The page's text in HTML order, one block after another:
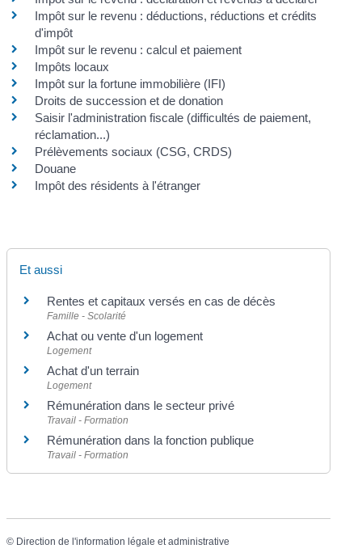
Impôt sur le revenu : déductions, réductions et crédits
d'impôt
Impôt sur le revenu : calcul et paiement
Impôts locaux
Impôt sur la fortune immobilière (IFI)
Droits de succession et de donation
Saisir l'administration fiscale (difficultés de paiement,
réclamation...)
Prélèvements sociaux (CSG, CRDS)
Douane
Impôt des résidents à l'étranger
Et aussi
Rentes et capitaux versés en cas de décès
Famille - Scolarité
Achat ou vente d'un logement
Logement
Achat d'un terrain
Logement
Rémunération dans le secteur privé
Travail - Formation
Rémunération dans la fonction publique
Travail - Formation
© Direction de l'information légale et administrative